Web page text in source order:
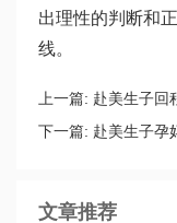
出理性的判断和
线。
上一篇: 赴美生子回
下一篇: 赴美生子孕
文章推荐